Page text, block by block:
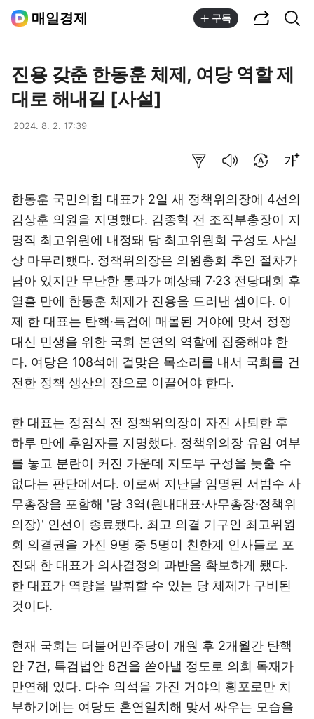
매일경제 구독
진용 갖춘 한동훈 체제, 여당 역할 제
대로 해내길 [사설]
2024. 8. 2. 17:39
한동훈 국민의힘 대표가 2일 새 정책위의장에 4선의
김상훈 의원을 지명했다. 김종혁 전 조직부총장이 지
명직 최고위원에 내정돼 당 최고위원회 구성도 사실
상 마무리했다. 정책위의장은 의원총회 추인 절차가
남아 있지만 무난한 통과가 예상돼 7·23 전당대회 후
열흘 만에 한동훈 체제가 진용을 드러낸 셈이다. 이
제 한 대표는 탄핵·특검에 매몰된 거야에 맞서 정쟁
대신 민생을 위한 국회 본연의 역할에 집중해야 한
다. 여당은 108석에 걸맞은 목소리를 내서 국회를 건
전한 정책 생산의 장으로 이끌어야 한다.
한 대표는 정점식 전 정책위의장이 자진 사퇴한 후
하루 만에 후임자를 지명했다. 정책위의장 유임 여부
를 놓고 분란이 커진 가운데 지도부 구성을 늦출 수
없다는 판단에서다. 이로써 지난달 임명된 서범수 사
무총장을 포함해 '당 3역(원내대표·사무총장·정책위
의장)' 인선이 종료됐다. 최고 의결 기구인 최고위원
회 의결권을 가진 9명 중 5명이 친한계 인사들로 포
진돼 한 대표가 의사결정의 과반을 확보하게 됐다.
한 대표가 역량을 발휘할 수 있는 당 체제가 구비된
것이다.
현재 국회는 더불어민주당이 개원 후 2개월간 탄핵
안 7건, 특검법안 8건을 쏟아낼 정도로 의회 독재가
만연해 있다. 다수 의석을 가진 거야의 횡포로만 치
부하기에는 여당도 혼연일치해 맞서 싸우는 모습을